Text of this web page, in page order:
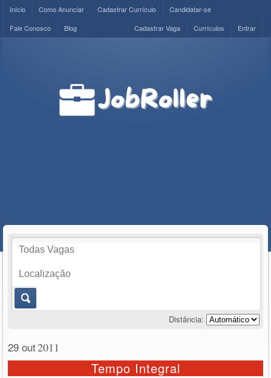
Início Como Anunciar Cadastrar Currículo
Candidatar-se
Fale Conosco
Blog Entrar
Currículos
Cadastrar Vaga
Distância:
29 out2011
Tempo Integral